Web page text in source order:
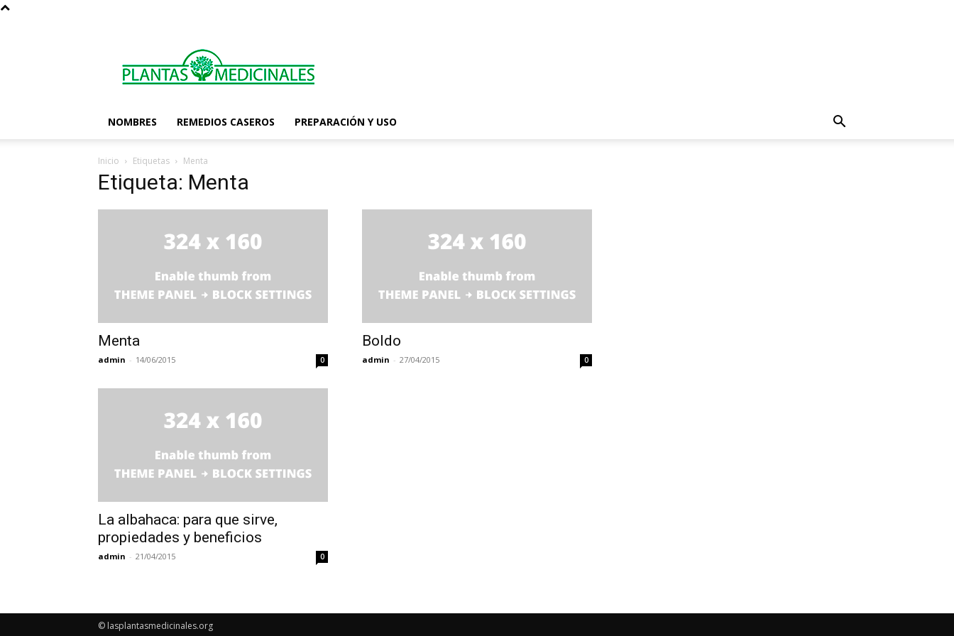
Plantas
Medicinales
NOMBRES REMEDIOS CASEROS PREPARACIÓN Y USO
Inicio Etiquetas Menta
Etiqueta: Menta
Menta
admin - 14/06/2015 0
Boldo
admin - 27/04/2015 0
La albahaca: para que sirve,
propiedades y beneficios
admin - 21/04/2015 0
© lasplantasmedicinales.org